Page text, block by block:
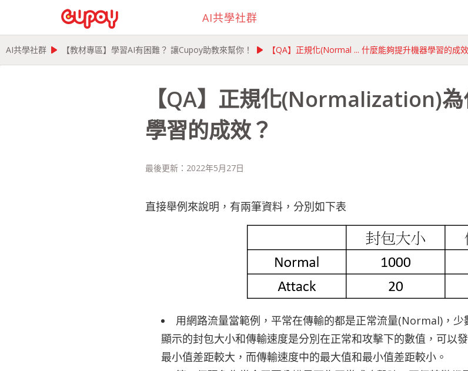
AI共學社群
AI共學社群 play_arrow 【教材專區】學習AI有困難？ 讓Cupoy助教來幫你！ play_arrow 【QA】正規化(Normal ... 什麼能夠提升機器學習的成
【QA】正規化(Normalization)
學習的成效？
最後更新： 2022年5月27日
直接舉例來說明，有兩筆資料，分別如下表
用網路流量當範例，平常在傳輸的都是正常流量(Normal)，
顯示的封包大小和傳輸速度是分別在正常和攻擊下的數值，可以
最小值差距較大，而傳輸速度中的最大值和最小值差距較小。